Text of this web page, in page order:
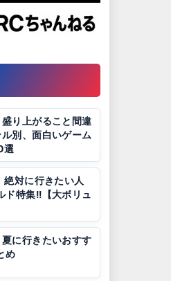
り上がること間違
別、面白いゲーム
選
絶対に行きたい人
ド特集!!【大ボリュ
に行きたいおすす
め